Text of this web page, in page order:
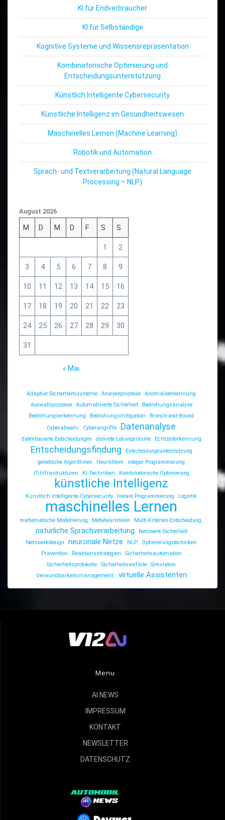
KI für Endverbraucher
KI für Selbständige
Kognitive Systeme und Wissensrepräsentation
Kombinatorische Optimierung und
Entscheidungsunterstützung
Künstlich Intelligente Cybersecurity
Künstliche Intelligenz im Gesundheitswesen
Maschinelles Lernen (Machine Learning)
Robotik und Automation
Sprach- und Textverarbeitung (Natural Language
Processing – NLP)
August 2026
M D M D F S S
1 2
3 4 5 6 7 8 9
10 11 12 13 14 15 16
17 18 19 20 21 22 23
24 25 26 27 28 29 30
31
« Mai
Adaptive Sicherheitssysteme Analyseprozesse
Anomalieerkennung
Auswahlprozesse
Automatisierte Sicherheit
Bedrohungsanalyse
Bedrohungserkennung
Bedrohungsmitigation
Branch-and-Bound
Cyberabwehr
Cyberangriffe Datenanalyse
datenbasierte Entscheidungen diskrete Lösungsräume Echtzeiterkennung
Entscheidungsfindung
Entscheidungsunterstützung
genetische Algorithmen
Heuristiken
integer Programmierung
IT-Infrastrukturen
KI-Techniken Kombinatorische Optimierung
künstliche Intelligenz
Künstlich Intelligente Cybersecurity lineare Programmierung Logistik
maschinelles Lernen
mathematische Modellierung Metaheuristiken Multi-Kriterien-Entscheidung.
natürliche Sprachverarbeitung
Netzwerk-Sicherheit
Netzwerkdesign
neuronale Netze NLP
Optimierungstechniken
Prävention
Reaktionsstrategien
Sicherheitsautomation
Sicherheitsprotokolle
Sicherheitsvorfälle
Simulation
Verwundbarkeitsmanagement.
virtuelle Assistenten
Menu
AI NEWS
IMPRESSUM
KONTAKT
NEWSLETTER
DATENSCHUTZ